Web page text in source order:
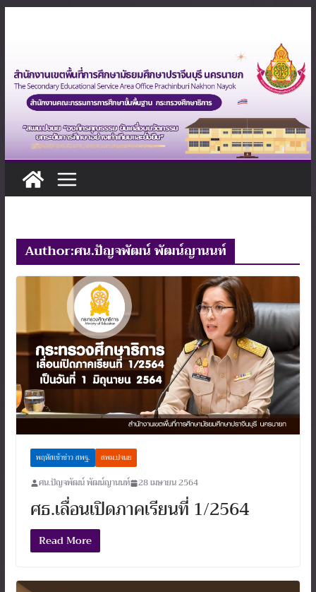
Author:ศน.ปัญจพัฒน์ พัฒน์ญานนท์
พฤหัสเช้าข่าว สพฐ. สพม.ปจนย
ศน.ปัญจพัฒน์ พัฒน์ญานนท์ 28 เมษายน 2564
ศธ.เลื่อนเปิดภาคเรียนที่ 1/2564
Read More